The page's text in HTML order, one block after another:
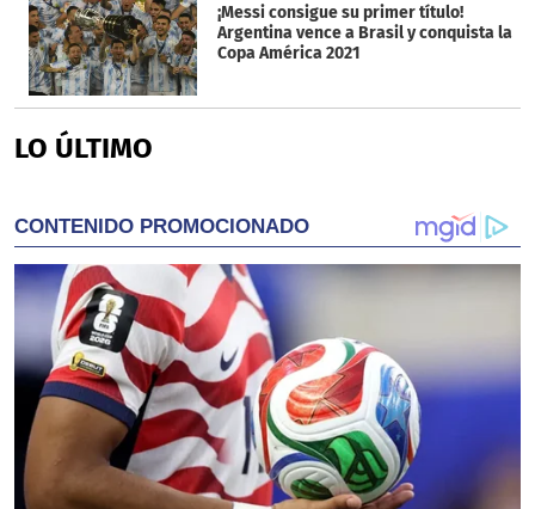
¡Messi consigue su primer título!
Argentina vence a Brasil y conquista la
Copa América 2021
LO ÚLTIMO